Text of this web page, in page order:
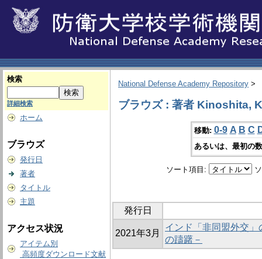
検索
詳細検索
ホーム
ブラウズ
発行日
著者
タイトル
主題
アクセス状況
アイテム別
高頻度ダウンロード文献
National Defense Academy Repository >
ブラウズ : 著者 Kinoshita,
移動: 0-9 A B C
あるいは、最初の
ソート項目:
発行日
2021年3月
インド「非同盟外交
の躊躇－